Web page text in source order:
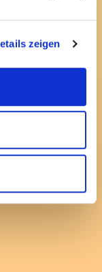
zeigen